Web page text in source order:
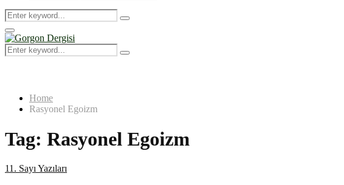
Search
for:
Search
Primary
Menu
Search
for:
Search
Home
Rasyonel Egoizm
Tag: Rasyonel Egoizm
11. Sayı Yazıları